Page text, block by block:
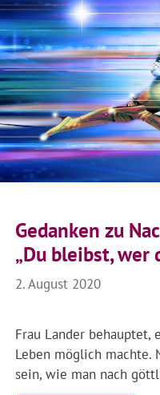
Gedanken zu
„Du bleibst, wer
2. August 2020
Frau Lander behauptet,
Leben möglich machte.
sein, wie man nach